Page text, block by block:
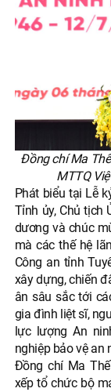
Đồng chí Ma
MTTQ
Phát biểu tại Lễ
Tỉnh ủy, Chủ tịch
dương và chúc
mà các thế hệ
Công an tỉnh
xây dựng, chiến
ân sâu sắc tới
gia đình liệt sĩ,
lực lượng An
nghiệp bảo vệ an
Đồng chí Ma
xếp tổ chức bộ